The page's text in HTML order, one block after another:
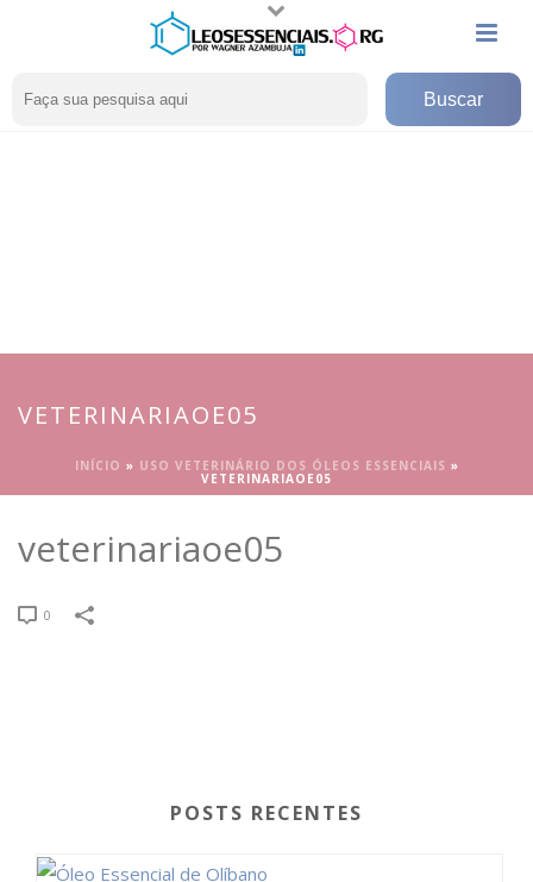
VETERINARIAOE05
INÍCIO » USO VETERINÁRIO DOS ÓLEOS ESSENCIAIS »
VETERINARIAOE05
veterinariaoe05
0
POSTS RECENTES